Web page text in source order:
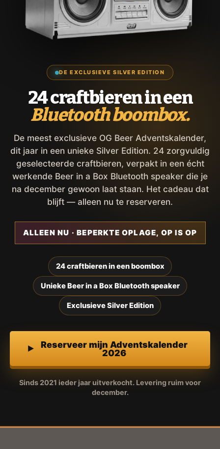
DE EXCLUSIEVE SILVER EDITION
24 craftbieren in een
Bluetooth boombox.
De meest exclusieve OG Beer Adventskalender,
dit jaar in een unieke Silver Edition. 24 zorgvuldig
geselecteerde craftbieren, verpakt in een écht
werkende Beer in a Box Bluetooth speaker die je
na december gewoon laat staan. Het cadeau dat
blijft — alleen nu te reserveren.
ALLEEN NU · BEPERKTE OPLAGE, OP IS OP
24 craftbieren in een boombox
Unieke Beer in a Box Bluetooth speaker
Exclusieve Silver Edition
Reserveer mijn Adventskalender
2026
Sinds 2021 ieder jaar uitverkocht. Levering ruim voor
december.